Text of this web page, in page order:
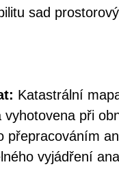
sad
Katastrální
vyhotovena při
přepracováním
vyjádření